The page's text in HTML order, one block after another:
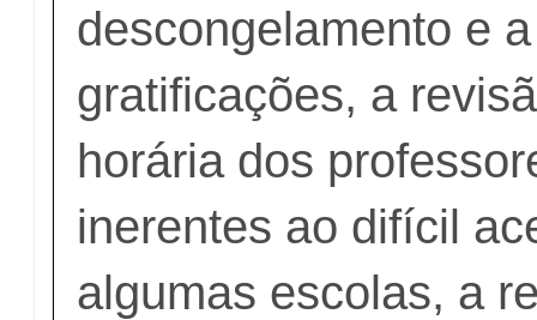
descongelamento e
gratificações, a
horária dos
inerentes ao difícil
algumas escolas, a